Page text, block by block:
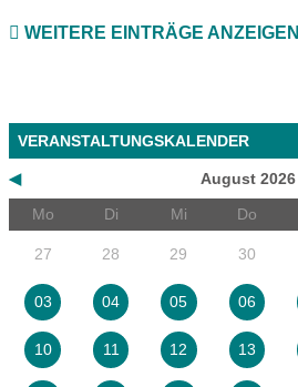
WEITERE EINTRÄGE ANZEIGEN
VERANSTALTUNGSKALENDER
◀
August 2026
Mo
Di Mi Do
27 28 29 30
03 04 05 06
10 11 12 13